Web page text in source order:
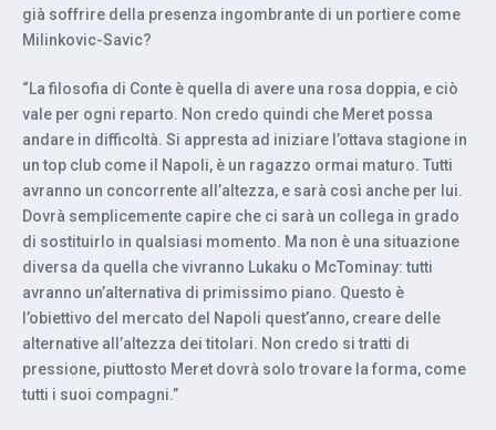
già soffrire della presenza ingombrante di un portiere come
Milinkovic-Savic?
“La filosofia di Conte è quella di avere una rosa doppia, e ciò
vale per ogni reparto. Non credo quindi che Meret possa
andare in difficoltà. Si appresta ad iniziare l’ottava stagione in
un top club come il Napoli, è un ragazzo ormai maturo. Tutti
avranno un concorrente all’altezza, e sarà così anche per lui.
Dovrà semplicemente capire che ci sarà un collega in grado
di sostituirlo in qualsiasi momento. Ma non è una situazione
diversa da quella che vivranno Lukaku o McTominay: tutti
avranno un’alternativa di primissimo piano. Questo è
l’obiettivo del mercato del Napoli quest’anno, creare delle
alternative all’altezza dei titolari. Non credo si tratti di
pressione, piuttosto Meret dovrà solo trovare la forma, come
tutti i suoi compagni.”